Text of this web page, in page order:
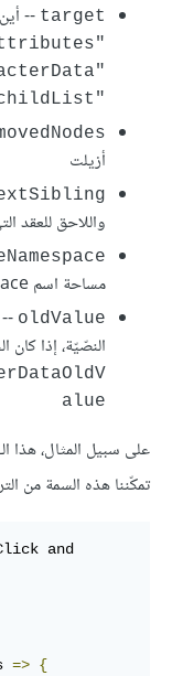
target
--
"attributes"
"characterData"
"childList"
أزيلت
واللاحق للعقد
مساحة اسم namespace بالنسبة لـ XML للسمة التي تغيّرت
oldValue
النصّيّة، إذا كان
alue
على سبيل المثال، هذا
تمكّننا هذه السمة من
=> {